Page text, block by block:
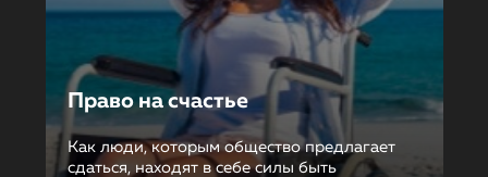
Право на счастье
Как люди, которым общество предлагает
сдаться, находят в себе силы быть